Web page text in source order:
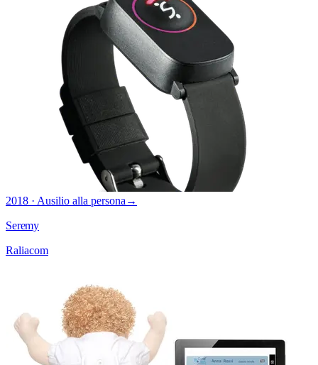
2018 · Ausilio alla persona →
Seremy
Raliacom